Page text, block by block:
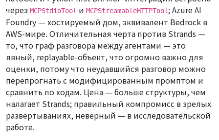
через MCPStdioTool и MCPStreamableHTTPTool ; Azure AI
Foundry — хостируемый дом, эквивалент Bedrock в
AWS-мире. Отличительная черта против Strands —
то, что граф разговора между агентами — это
явный, replayable-объект, что огромно важно для
оценки, потому что неудавшийся разговор можно
перепрогнать с модифицированным промптом и
сравнить по ходам. Цена — больше структуры, чем
налагает Strands; правильный компромисс в зрелых
развёртываниях, неверный — в исследовательской
работе.